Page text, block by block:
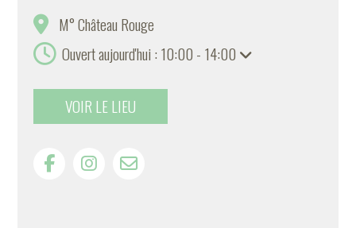
M° Château Rouge
Ouvert aujourd'hui : 10:00 - 14:00
VOIR LE LIEU